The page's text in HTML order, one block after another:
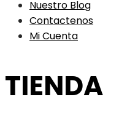
Nuestro Blog
Contactenos
Mi Cuenta
TIENDA